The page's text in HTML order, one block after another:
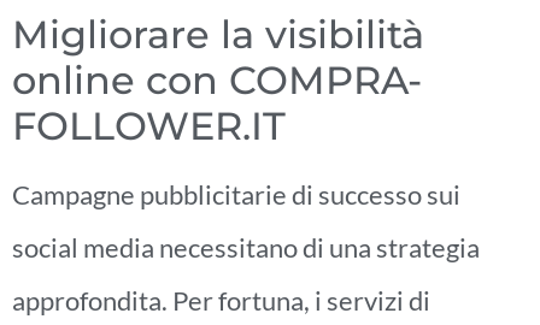
Migliorare la visibilità
online con COMPRA-
FOLLOWER.IT
Campagne pubblicitarie di successo sui
social media necessitano di una strategia
approfondita. Per fortuna, i servizi di